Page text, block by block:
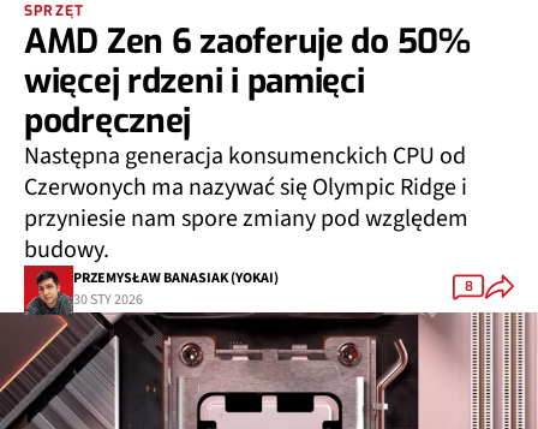
SPRZĘT
AMD Zen 6 zaoferuje do 50%
więcej rdzeni i pamięci
podręcznej
Następna generacja konsumenckich CPU od
Czerwonych ma nazywać się Olympic Ridge i
przyniesie nam spore zmiany pod względem
budowy.
PRZEMYSŁAW BANASIAK (YOKAI)
30 STY 2026
8